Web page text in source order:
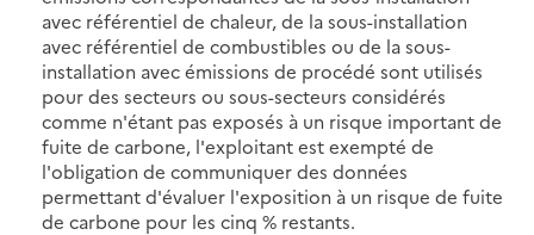
avec référentiel de chaleur, de la sous-installation
avec référentiel de combustibles ou de la sous-
installation avec émissions de procédé sont utilisés
pour des secteurs ou sous-secteurs considérés
comme n'étant pas exposés à un risque important de
fuite de carbone, l'exploitant est exempté de
l'obligation de communiquer des données
permettant d'évaluer l'exposition à un risque de fuite
de carbone pour les cinq % restants.